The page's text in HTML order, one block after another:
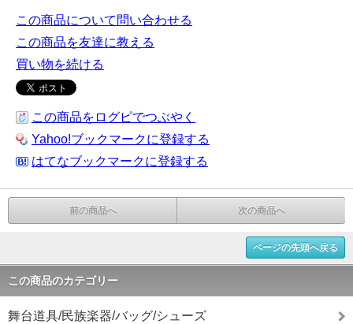
この商品について問い合わせる
この商品を友達に教える
買い物を続ける
この商品をログピでつぶやく
Yahoo!ブックマークに登録する
はてなブックマークに登録する
前の商品へ 次の商品へ
ページの先頭へ戻る
この商品のカテゴリー
舞台道具/民族楽器/バッグ/シューズ